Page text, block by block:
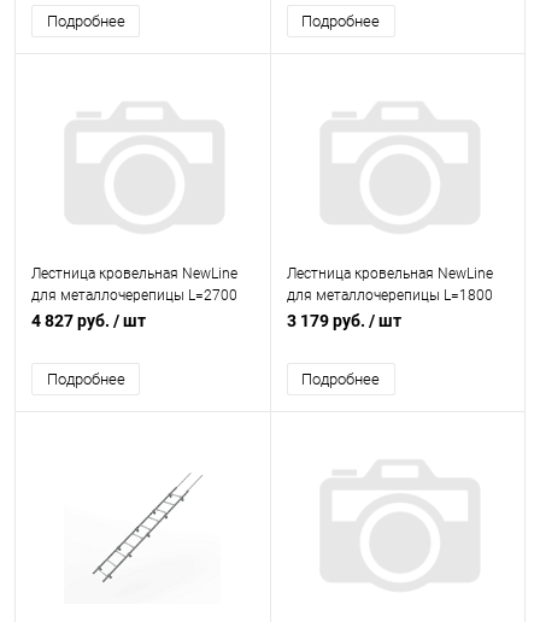
Подробнее Подробнее
Лестница кровельная NewLine
для металлочерепицы L=2700
мм, b=350 RAL 7024 (Серый)
4 827 руб. / шт
Подробнее
Лестница кровельная NewLine
для металлочерепицы L=1800
мм, b=350 RAL 3005 (Красный)
3 179 руб. / шт
Подробнее